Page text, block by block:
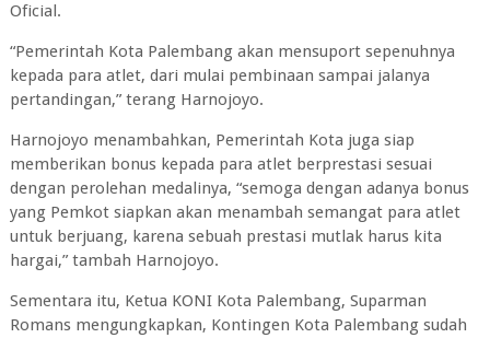
Oficial.
“Pemerintah Kota Palembang akan mensuport sepenuhnya
kepada para atlet, dari mulai pembinaan sampai jalanya
pertandingan,” terang Harnojoyo.
Harnojoyo menambahkan, Pemerintah Kota juga siap
memberikan bonus kepada para atlet berprestasi sesuai
dengan perolehan medalinya, “semoga dengan adanya bonus
yang Pemkot siapkan akan menambah semangat para atlet
untuk berjuang, karena sebuah prestasi mutlak harus kita
hargai,” tambah Harnojoyo.
Sementara itu, Ketua KONI Kota Palembang, Suparman
Romans mengungkapkan, Kontingen Kota Palembang sudah